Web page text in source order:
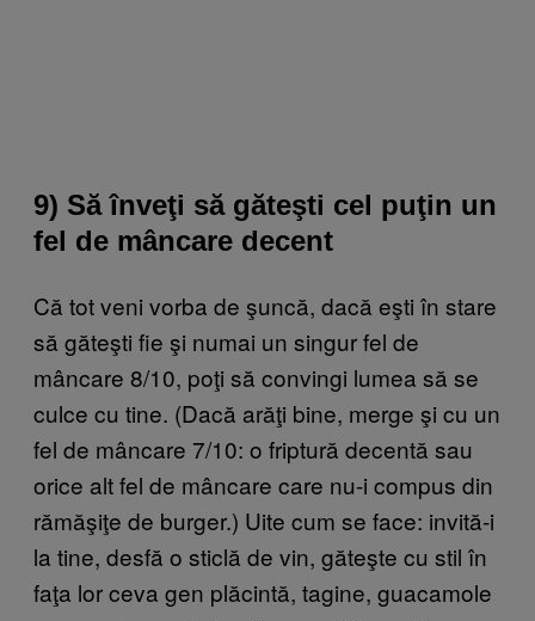
9) Să înveţi să găteşti cel puţin un
fel de mâncare decent
Că tot veni vorba de şuncă, dacă eşti în stare
să găteşti fie şi numai un singur fel de
mâncare 8/10, poţi să convingi lumea să se
culce cu tine. (Dacă arăţi bine, merge şi cu un
fel de mâncare 7/10: o friptură decentă sau
orice alt fel de mâncare care nu-i compus din
rămăşiţe de burger.) Uite cum se face: invită-i
la tine, desfă o sticlă de vin, găteşte cu stil în
faţa lor ceva gen plăcintă, tagine, guacamole